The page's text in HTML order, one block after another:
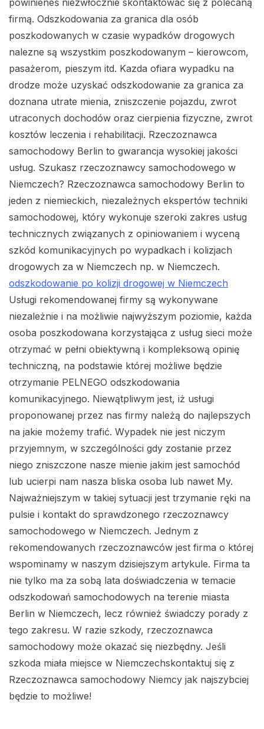
firmą. Odszkodowania za granica dla osób
poszkodowanych w czasie wypadków drogowych
nalezne są wszystkim poszkodowanym – kierowcom,
pasażerom, pieszym itd. Kazda ofiara wypadku na
drodze może uzyskać odszkodowanie za granica za
doznana utrate mienia, zniszczenie pojazdu, zwrot
utraconych dochodów oraz cierpienia fizyczne, zwrot
kosztów leczenia i rehabilitacji. Rzeczoznawca
samochodowy Berlin to gwarancja wysokiej jakości
usług. Szukasz rzeczoznawcy samochodowego w
Niemczech? Rzeczoznawca samochodowy Berlin to
jeden z niemieckich, niezależnych ekspertów techniki
samochodowej, który wykonuje szeroki zakres usług
technicznych związanych z opiniowaniem i wyceną
szkód komunikacyjnych po wypadkach i kolizjach
drogowych za w Niemczech np. w Niemczech.
odszkodowanie po kolizji drogowej w Niemczech
Usługi rekomendowanej firmy są wykonywane
niezależnie i na możliwie najwyższym poziomie, każda
osoba poszkodowana korzystająca z usług sieci może
otrzymać w pełni obiektywną i kompleksową opinię
techniczną, na podstawie której możliwe będzie
otrzymanie PELNEGO odszkodowania
komunikacyjnego. Niewątpliwym jest, iż usługi
proponowanej przez nas firmy należą do najlepszych
na jakie możemy trafić. Wypadek nie jest niczym
przyjemnym, w szczególności gdy zostanie przez
niego zniszczone nasze mienie jakim jest samochód
lub ucierpi nam nasza bliska osoba lub nawet My.
Najważniejszym w takiej sytuacji jest trzymanie ręki na
pulsie i kontakt do sprawdzonego rzeczoznawcy
samochodowego w Niemczech. Jednym z
rekomendowanych rzeczoznawców jest firma o której
wspominamy w naszym dzisiejszym artykule. Firma ta
nie tylko ma za sobą lata doświadczenia w temacie
odszkodowań samochodowych na terenie miasta
Berlin w Niemczech, lecz również świadczy porady z
tego zakresu. W razie szkody, rzeczoznawca
samochodowy może okazać się niezbędny. Jeśli
szkoda miała miejsce w Niemczechskontaktuj się z
Rzeczoznawca samochodowy Niemcy jak najszybciej
będzie to możliwe!